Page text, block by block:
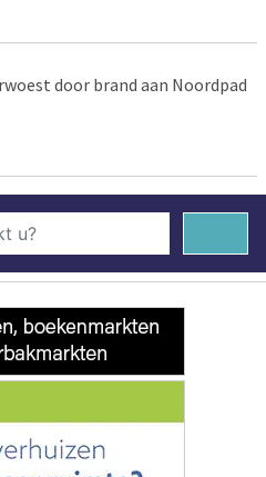
door brand aan Noordpad